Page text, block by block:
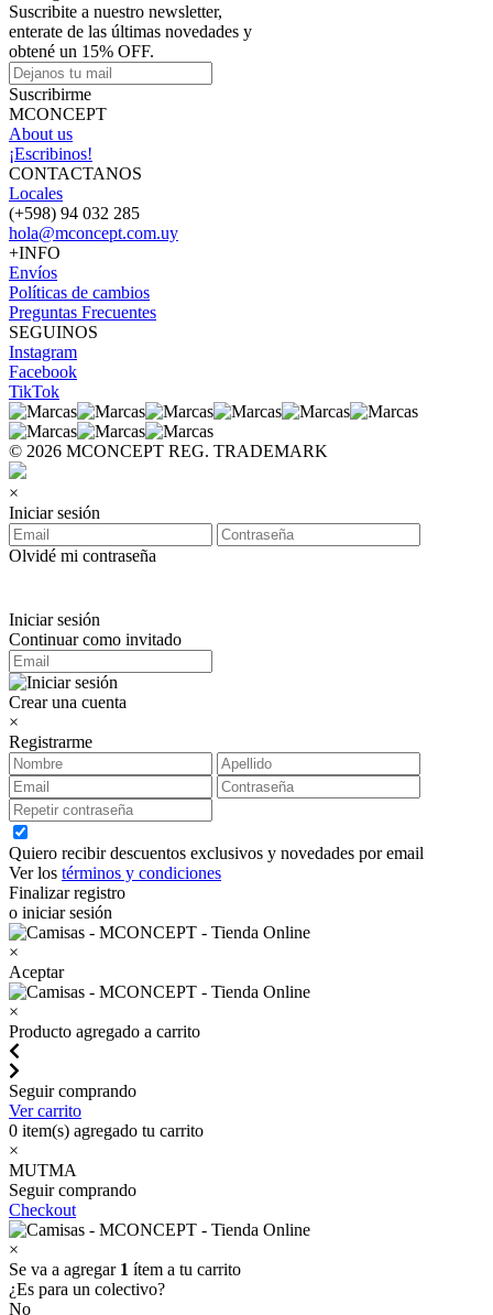
Suscribite a nuestro newsletter,
enterate de las últimas novedades y
obtené un 15% OFF.
Suscribirme
MCONCEPT
About us
¡Escribinos!
CONTACTANOS
Locales
(+598) 94 032 285
hola@mconcept.com.uy
+INFO
Envíos
Políticas de cambios
Preguntas Frecuentes
SEGUINOS
Instagram
Facebook
TikTok
© 2026 MCONCEPT REG. TRADEMARK
×
Iniciar sesión
Olvidé mi contraseña
Iniciar sesión
Continuar como invitado
Crear una cuenta
×
Registrarme
Quiero recibir descuentos exclusivos y novedades por email
Ver los términos y condiciones
Finalizar registro
o iniciar sesión
×
Aceptar
×
Producto agregado a carrito
Seguir comprando
Ver carrito
0 item(s) agregado tu carrito
×
MUTMA
Seguir comprando
Checkout
×
Se va a agregar 1 ítem a tu carrito
¿Es para un colectivo?
No